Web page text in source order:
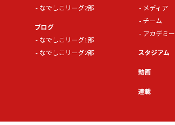
なでしこリーグ2部
ブログ
なでしこリーグ1部
なでしこリーグ2部
メディア
チーム
アカデミー
スタジアム
動画
連載